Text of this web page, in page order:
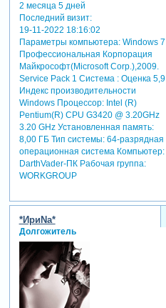
2 месяца 5 дней
Последний визит:
19-11-2022 18:16:02
Параметры компьютера:Windows 7
Профессиональная Корпорация
Майкрософт(Microsoft Corp.),2009.
Service Pack 1 Система : Оценка 5,9
Индекс производительности
Windows Процессор: Intel (R)
Pentium(R) CPU G3420 @ 3.20GHz
3.20 GHz Установленная память:
8,00 ГБ Тип системы: 64-разрядная
операционная система Компьютер:
DarthVader-ПК Рабочая группа:
WORKGROUP
*ИриNа*
Долгожитель